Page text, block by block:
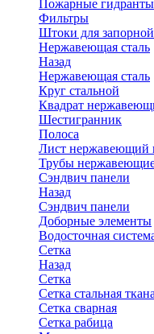
Пожарные гидранты
Фильтры
Штоки для
Нержавеющая сталь
Назад
Нержавеющая сталь
Круг стальной
Квадрат
Шестигранник
Полоса
Лист нержавеющий
Трубы
Сэндвич панели
Назад
Сэндвич панели
Доборные элементы
Водосточная
Сетка
Назад
Сетка
Сетка стальная
Сетка сварная
Сетка рабица